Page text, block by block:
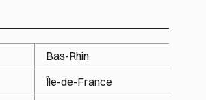
Bas-Rhin
Île-de-France